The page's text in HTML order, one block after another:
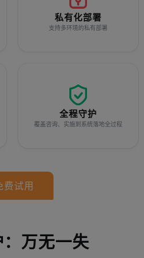
私有化部署
支持多环境的私有部署
全程守护
覆盖咨询、实施到系统落地全过程
费试用
万无一失